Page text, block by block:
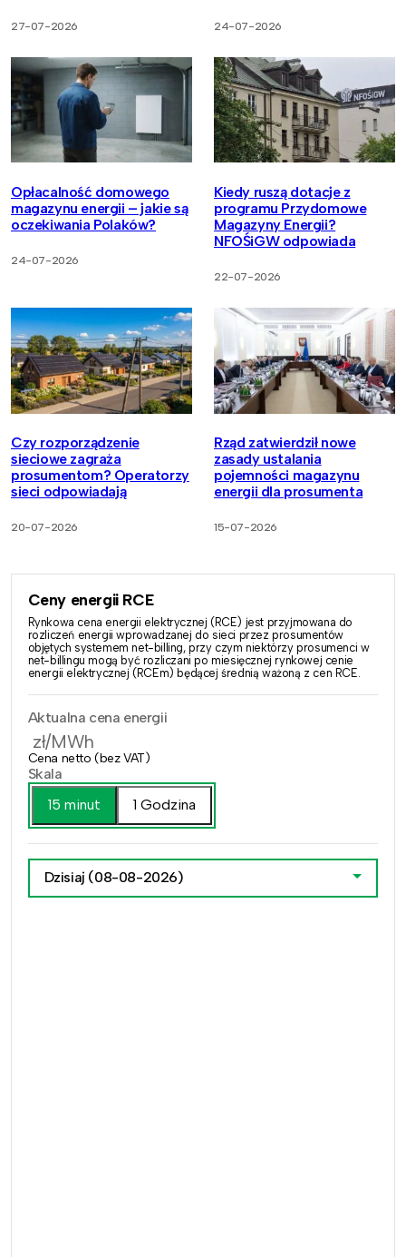
27-07-2026 24-07-2026
Opłacalność domowego
magazynu energii – jakie są
oczekiwania Polaków?
24-07-2026
Kiedy ruszą dotacje z
programu Przydomowe
Magazyny Energii?
NFOŚiGW odpowiada
22-07-2026
Czy rozporządzenie
sieciowe zagraża
prosumentom? Operatorzy
sieci odpowiadają
20-07-2026
Rząd zatwierdził nowe
zasady ustalania
pojemności magazynu
energii dla prosumenta
15-07-2026
Ceny energii RCE
Rynkowa cena energii elektrycznej (RCE) jest przyjmowana do
rozliczeń energii wprowadzanej do sieci przez prosumentów
objętych systemem net-billing, przy czym niektórzy prosumenci w
net-billingu mogą być rozliczani po miesięcznej rynkowej cenie
energii elektrycznej (RCEm) będącej średnią ważoną z cen RCE.
Aktualna cena energii
zł/MWh
Cena netto (bez VAT)
Skala
15 minut
1 Godzina
Dzisiaj (08-08-2026)